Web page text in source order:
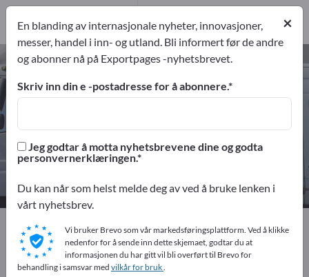
Kjøretøy – finn produsenter og
leverandører
Distributører
Distributører4
serviceleverandør
Exportpages Kjøretøy
Annonser gratis på Exportpages!
×
En blanding av internasjonale nyheter, innovasjoner,
messer, handel i inn- og utland. Bli informert før de andre
og abonner nå på Exportpages -nyhetsbrevet.
Skriv inn din e -postadresse for å abonnere.
Jeg godtar å motta nyhetsbrevene dine og godta
personvernerklæringen.
Du kan når som helst melde deg av ved å bruke lenken i
vårt nyhetsbrev.
Vi bruker Brevo som vår markedsføringsplattform. Ved å klikke
nedenfor for å sende inn dette skjemaet, godtar du at
informasjonen du har gitt vil bli overført til Brevo for
behandling i samsvar med vilkår for bruk.